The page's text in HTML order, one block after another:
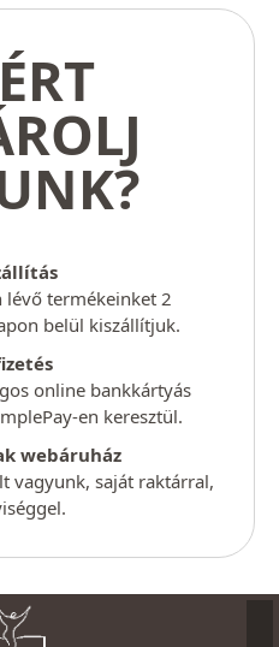
lévő termékeinket 2
belül kiszállítjuk.
online bankkártyás
en keresztül.
webáruház
vagyunk, saját raktárral,